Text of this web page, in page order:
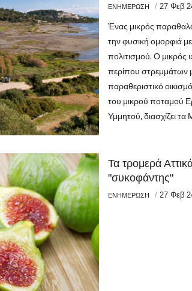
ΕΝΗΜΕΡΩΣΗ / 27 Φεβ
Ένας μικρός
την φυσική ομορφιά
πολιτισμού. Ο
περίπου στρεμμάτων
παραθεριστικό
του μικρού ποταμού
Υμμητού, διασχίζει τα
Τα τρομερά
"συκοφάντης"
ΕΝΗΜΕΡΩΣΗ / 27 Φεβ